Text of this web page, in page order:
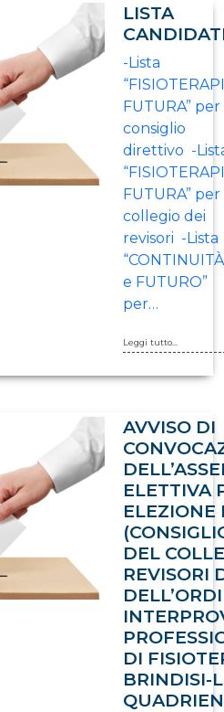
LISTA
-Lista
FUTURA” per
consiglio
direttivo -
FUTURA” per
collegio dei
revisori -Lista
“CONTINUITÀ
e FUTURO”
per…
Leggi tutto...
AVVISO DI
ELETTIVA
ELEZIONE
DEL
REVISORI
DI
BRINDISI-